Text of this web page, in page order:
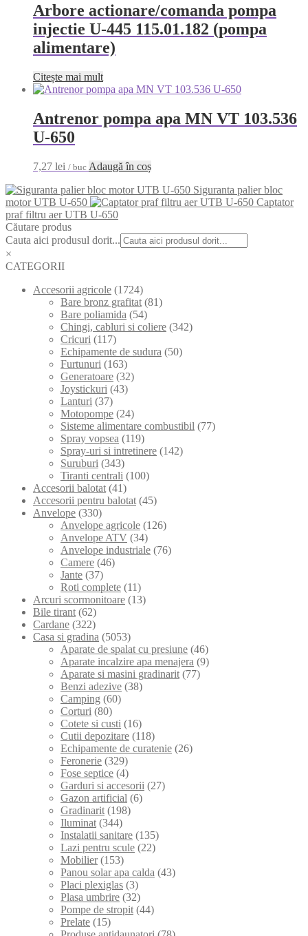
Arbore actionare/comanda pompa
injectie U-445 115.01.182 (pompa
alimentare)
Citește mai mult
Antrenor pompa apa MN VT 103.536
U-650
7,27 lei / buc Adaugă în coș
Siguranta palier bloc
motor UTB U-650
Captator
praf filtru aer UTB U-650
Căutare produs
Cauta aici produsul dorit...
×
CATEGORII
Accesorii agricole (1724)
Bare bronz grafitat (81)
Bare poliamida (54)
Chingi, cabluri si coliere (342)
Cricuri (117)
Echipamente de sudura (50)
Furtunuri (163)
Generatoare (32)
Joystickuri (43)
Lanturi (37)
Motopompe (24)
Sisteme alimentare combustibil (77)
Spray vopsea (119)
Spray-uri si intretinere (142)
Suruburi (343)
Tiranti centrali (100)
Accesorii balotat (41)
Accesorii pentru balotat (45)
Anvelope (330)
Anvelope agricole (126)
Anvelope ATV (34)
Anvelope industriale (76)
Camere (46)
Jante (37)
Roti complete (11)
Arcuri scormonitoare (13)
Bile tirant (62)
Cardane (322)
Casa si gradina (5053)
Aparate de spalat cu presiune (46)
Aparate incalzire apa menajera (9)
Aparate si masini gradinarit (77)
Benzi adezive (38)
Camping (60)
Corturi (80)
Cotete si custi (16)
Cutii depozitare (118)
Echipamente de curatenie (26)
Feronerie (329)
Fose septice (4)
Garduri si accesorii (27)
Gazon artificial (6)
Gradinarit (198)
Iluminat (344)
Instalatii sanitare (135)
Lazi pentru scule (22)
Mobilier (153)
Panou solar apa calda (43)
Placi plexiglas (3)
Plasa umbrire (32)
Pompe de stropit (44)
Prelate (15)